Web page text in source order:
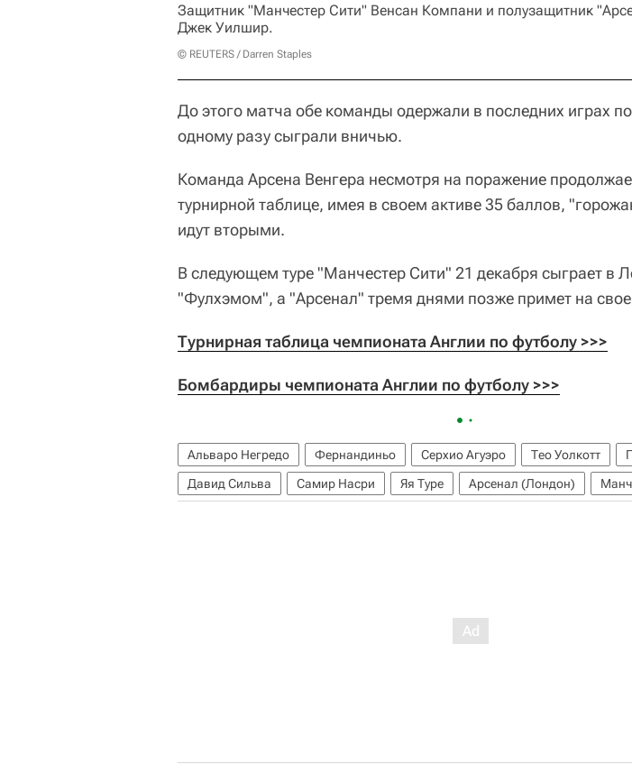
Защитник "Манчестер Сити" Венсан Компани и полузащитник
Джек Уилшир.
© REUTERS / Darren Staples
До этого матча обе команды одержали в последних играх
одному разу сыграли вничью.
Команда Арсена Венгера несмотря на поражение
турнирной таблице, имея в своем активе 35 баллов,
идут вторыми.
В следующем туре "Манчестер Сити" 21 декабря сыграет в
"Фулхэмом", а "Арсенал" тремя днями позже примет на
Турнирная таблица чемпионата Англии по футболу >>>
Бомбардиры чемпионата Англии по футболу >>>
Альваро Негредо Фернандиньо Серхио Агуэро Тео Уолкотт
Давид Сильва
Самир Насри Яя Туре Арсенал (Лондон)